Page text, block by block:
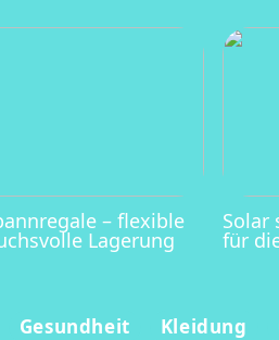
– flexible
Lagerung
Solar
für
Gesundheit Kleidung